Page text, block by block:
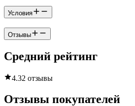
Условия
Отзывы
Средний рейтинг
4.32 отзывы
Отзывы покупателей